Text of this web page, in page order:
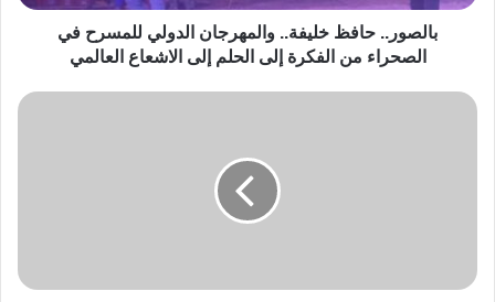
بالصور.. حافظ خليفة.. والمهرجان الدولي للمسرح في
الصحراء من الفكرة إلى الحلم إلى الاشعاع العالمي